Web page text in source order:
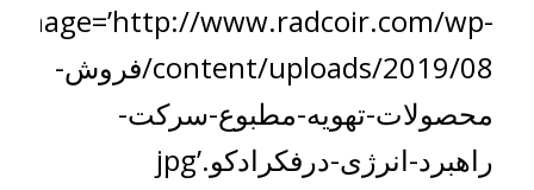
www.radcoir.com/wp-
content/uploads/2019/08/فروش-
محصولات-تهویه-مطبوع-سرکت-
راهبرد-انرژی-درفکرادکو.jpg’